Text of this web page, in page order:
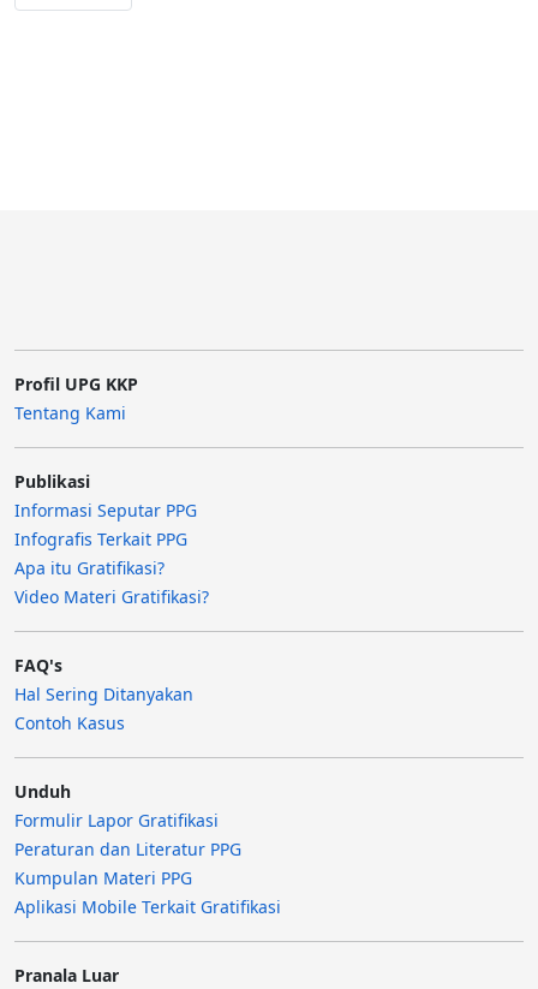
Profil UPG KKP
Tentang Kami
Publikasi
Informasi Seputar PPG
Infografis Terkait PPG
Apa itu Gratifikasi?
Video Materi Gratifikasi?
FAQ's
Hal Sering Ditanyakan
Contoh Kasus
Unduh
Formulir Lapor Gratifikasi
Peraturan dan Literatur PPG
Kumpulan Materi PPG
Aplikasi Mobile Terkait Gratifikasi
Pranala Luar